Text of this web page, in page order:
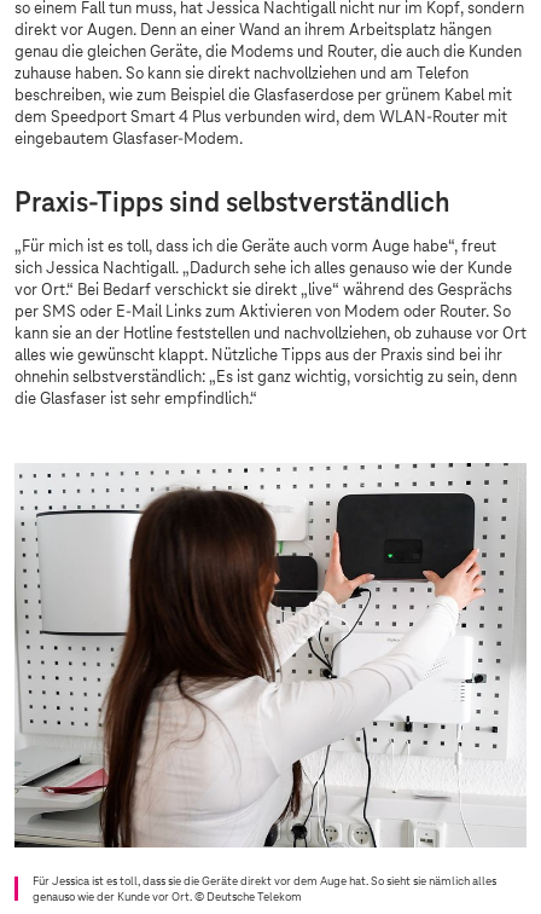
so einem Fall tun muss, hat Jessica Nachtigall nicht nur im Kopf, sondern
direkt vor Augen. Denn an einer Wand an ihrem Arbeitsplatz hängen
genau die gleichen Geräte, die Modems und Router, die auch die Kunden
zuhause haben. So kann sie direkt nachvollziehen und am Telefon
beschreiben, wie zum Beispiel die Glasfaserdose per grünem Kabel mit
dem Speedport Smart 4 Plus verbunden wird, dem WLAN-Router mit
eingebautem Glasfaser-Modem.
Praxis-Tipps sind selbstverständlich
„Für mich ist es toll, dass ich die Geräte auch vorm Auge habe“, freut
sich Jessica Nachtigall. „Dadurch sehe ich alles genauso wie der Kunde
vor Ort.“ Bei Bedarf verschickt sie direkt „live“ während des Gesprächs
per SMS oder E-Mail Links zum Aktivieren von Modem oder Router. So
kann sie an der Hotline feststellen und nachvollziehen, ob zuhause vor Ort
alles wie gewünscht klappt. Nützliche Tipps aus der Praxis sind bei ihr
ohnehin selbstverständlich: „Es ist ganz wichtig, vorsichtig zu sein, denn
die Glasfaser ist sehr empfindlich.“
Für Jessica ist es toll, dass sie die Geräte direkt vor dem Auge hat. So sieht sie nämlich alles
genauso wie der Kunde vor Ort.© Deutsche Telekom